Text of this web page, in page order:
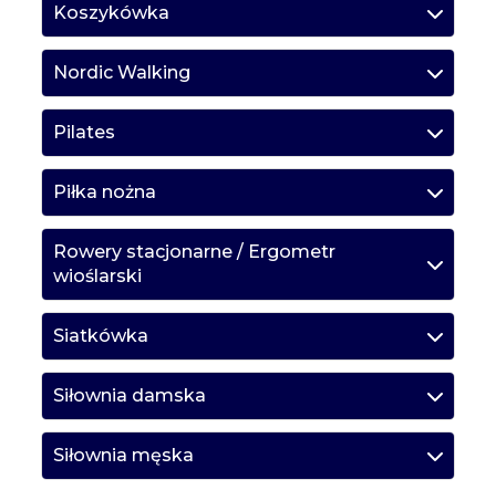
Koszykówka
Nordic Walking
Pilates
Piłka nożna
Rowery stacjonarne / Ergometr
wioślarski
Siatkówka
Siłownia damska
Siłownia męska